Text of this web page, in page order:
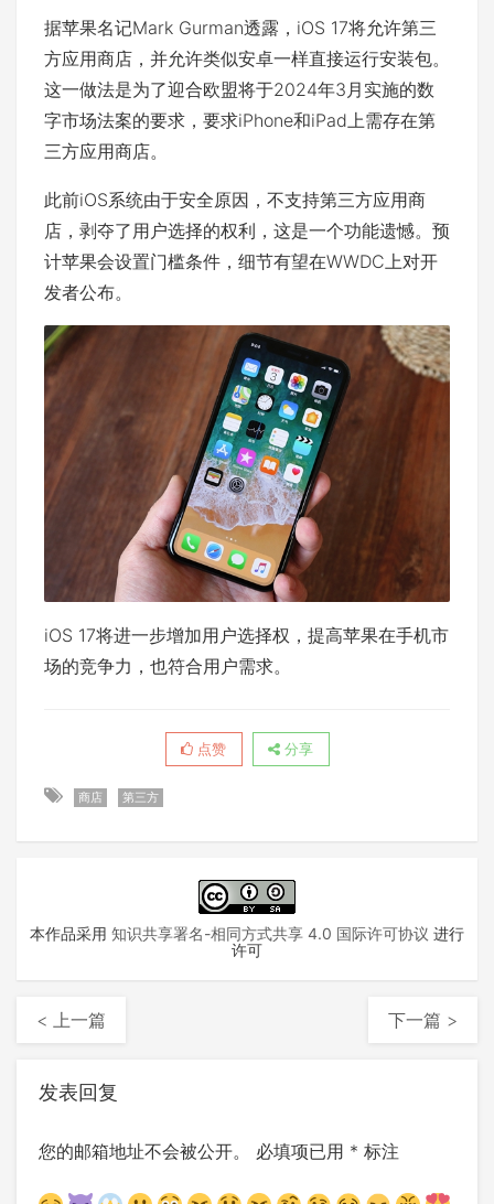
据苹果名记Mark Gurman透露，iOS 17将允许第三
方应用商店，并允许类似安卓一样直接运行安装包。
这一做法是为了迎合欧盟将于2024年3月实施的数
字市场法案的要求，要求iPhone和iPad上需存在第
三方应用商店。
此前iOS系统由于安全原因，不支持第三方应用商
店，剥夺了用户选择的权利，这是一个功能遗憾。预
计苹果会设置门槛条件，细节有望在WWDC上对开
发者公布。
iOS 17将进一步增加用户选择权，提高苹果在手机市
场的竞争力，也符合用户需求。
点赞 分享
商店 第三方
本作品采用 知识共享署名-相同方式共享 4.0 国际许可协议 进行
许可
< 上一篇 下一篇 >
发表回复
您的邮箱地址不会被公开。 必填项已用 * 标注